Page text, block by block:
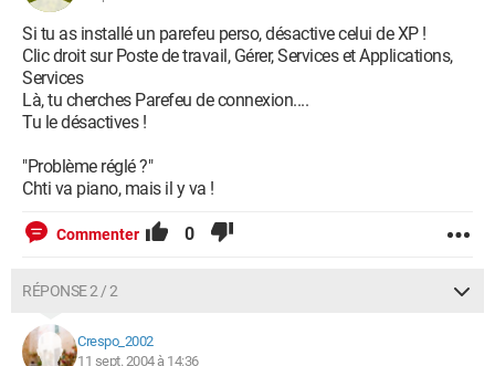
Si tu as installé un parefeu perso, désactive celui de XP !
Clic droit sur Poste de travail, Gérer, Services et Applications,
Services
Là, tu cherches Parefeu de connexion....
Tu le désactives !
"Problème réglé ?"
Chti va piano, mais il y va !
Commenter 0
RÉPONSE 2 / 2
Crespo_2002
11 sept. 2004 à 14:36